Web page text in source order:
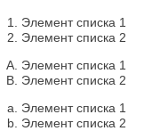
Элемент списка 1
Элемент списка 2
Элемент списка 1
Элемент списка 2
Элемент списка 1
Элемент списка 2